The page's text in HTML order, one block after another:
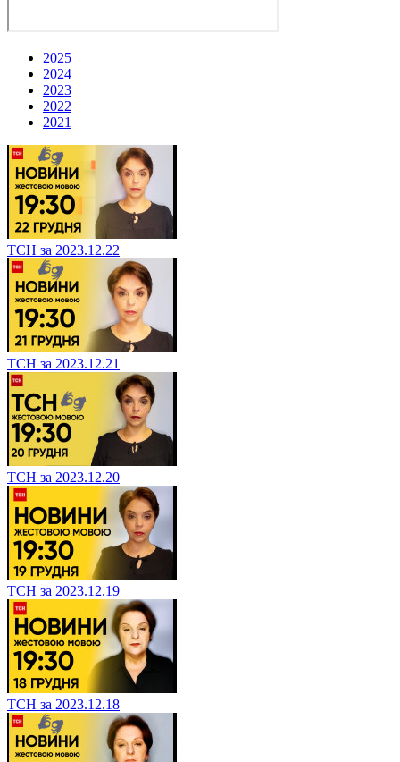
2025
2024
2023
2022
2021
ТСН за 2023.12.22
ТСН за 2023.12.21
ТСН за 2023.12.20
ТСН за 2023.12.19
ТСН за 2023.12.18